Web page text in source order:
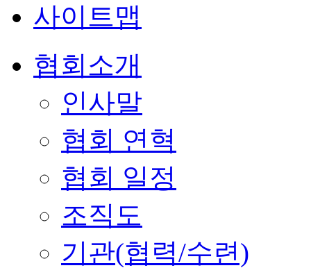
사이트맵
협회소개
인사말
협회 연혁
협회 일정
조직도
기관(협력/수련)